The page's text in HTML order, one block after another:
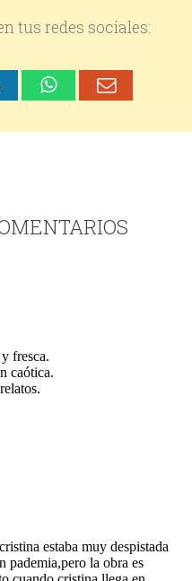
tus redes sociales: